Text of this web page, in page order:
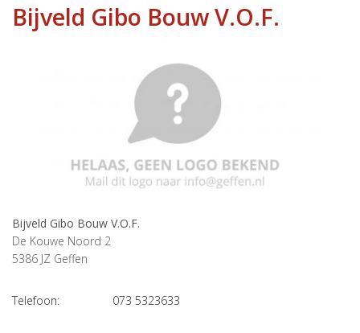
Bijveld Gibo Bouw V.O.F.
Bijveld Gibo Bouw V.O.F.
De Kouwe Noord 2
5386 JZ Geffen
Telefoon: 073 5323633